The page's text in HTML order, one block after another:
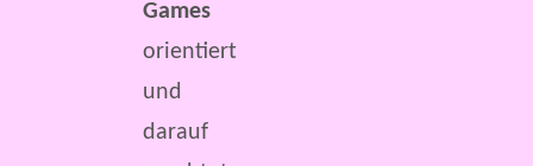
Games
orientiert
und
darauf